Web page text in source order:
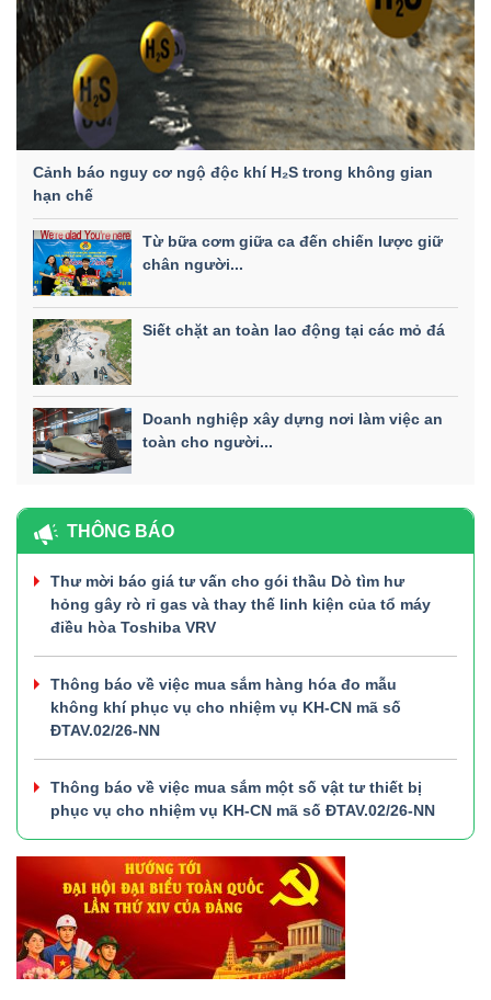
Cảnh báo nguy cơ ngộ độc khí H₂S trong không gian
hạn chế
Từ bữa cơm giữa ca đến chiến lược giữ
chân người...
Siết chặt an toàn lao động tại các mỏ đá
Doanh nghiệp xây dựng nơi làm việc an
toàn cho người...
THÔNG BÁO
Thư mời báo giá tư vấn cho gói thầu Dò tìm hư
hỏng gây rò rỉ gas và thay thế linh kiện của tổ máy
điều hòa Toshiba VRV
Thông báo về việc mua sắm hàng hóa đo mẫu
không khí phục vụ cho nhiệm vụ KH-CN mã số
ĐTAV.02/26-NN
Thông báo về việc mua sắm một số vật tư thiết bị
phục vụ cho nhiệm vụ KH-CN mã số ĐTAV.02/26-NN